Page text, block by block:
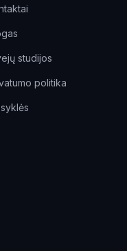
studijos
politika